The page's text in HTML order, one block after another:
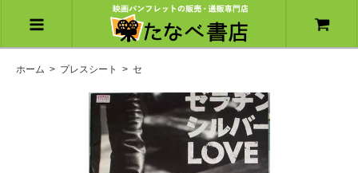
ホーム > プレスシート > セ